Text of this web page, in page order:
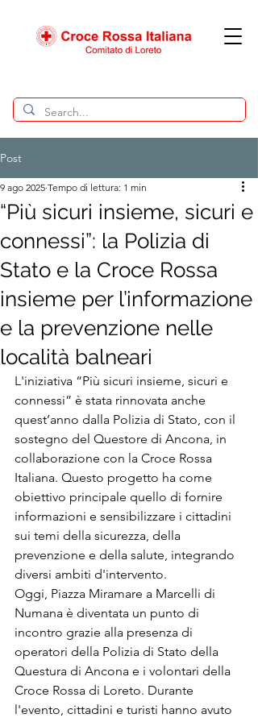
Post
“Più sicuri insieme, sicuri e
connessi”: la Polizia di
Stato e la Croce Rossa
insieme per l’informazione
e la prevenzione nelle
località balneari
9 ago 2025 Tempo di lettura: 1 min
L'iniziativa “Più sicuri insieme, sicuri e
connessi” è stata rinnovata anche
quest’anno dalla Polizia di Stato, con il
sostegno del Questore di Ancona, in
collaborazione con la Croce Rossa
Italiana. Questo progetto ha come
obiettivo principale quello di fornire
informazioni e sensibilizzare i cittadini
sui temi della sicurezza, della
prevenzione e della salute, integrando
diversi ambiti d'intervento.
Oggi, Piazza Miramare a Marcelli di
Numana è diventata un punto di
incontro grazie alla presenza di
operatori della Polizia di Stato della
Questura di Ancona e i volontari della
Croce Rossa di Loreto. Durante
l'evento, cittadini e turisti hanno avuto